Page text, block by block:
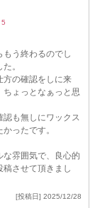
5
う終わるのでし
。
方の確認をしに来
ょっとなぁっと思
も無しにワックス
ったです。
な雰囲気で、良心的
させて頂きまし
[投稿日] 2025/12/28